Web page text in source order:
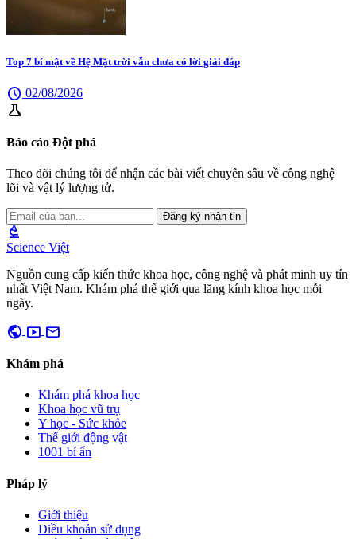
Top 7 bí mật về Hệ Mặt trời vẫn chưa có lời giải đáp
schedule 02/08/2026
science
Báo cáo Đột phá
Theo dõi chúng tôi để nhận các bài viết chuyên sâu về công nghệ
lõi và vật lý lượng tử.
Đăng ký nhận tin
biotech
Science Việt
Nguồn cung cấp kiến thức khoa học, công nghệ và phát minh uy tín
nhất Việt Nam. Khám phá thế giới qua lăng kính khoa học mỗi
ngày.
public smart_display mail
Khám phá
Khám phá khoa học
Khoa học vũ trụ
Y học - Sức khỏe
Thế giới động vật
1001 bí ẩn
Pháp lý
Giới thiệu
Điều khoản sử dụng